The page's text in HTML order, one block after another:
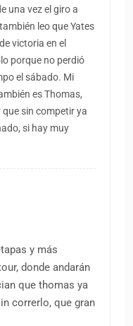
una vez el giro a
leo que Yates
victoria en el
porque no perdió
el sábado. Mi
es Thomas,
que sin competir ya
si hay muy
y más
donde andarán
que thomas ya
correrlo, que gran